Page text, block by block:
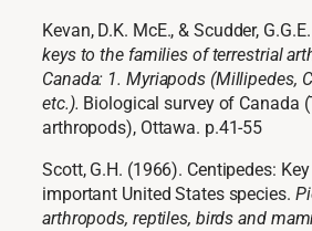
Kevan, D.K. McE., & Scudder,
keys to the families of terrestrial
Canada: 1. Myriapods (Millipedes,
etc.). Biological survey of Canada
arthropods), Ottawa. p.41-55
Scott, G.H. (1966). Centipedes:
important United States species.
arthropods, reptiles, birds and